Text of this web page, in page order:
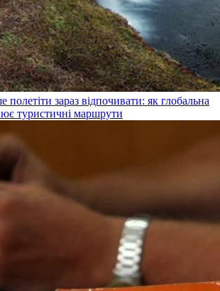
полетіти зараз відпочивати: як глобальна
туристичні маршрути